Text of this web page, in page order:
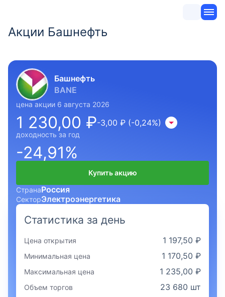
Акции Башнефть
Башнефть
BANE
цена акции 6 августа 2026
1 230,00 ₽-3,00 ₽ (-0,24%)
доходность за год
-24,91%
Купить акцию
СтранаРоссия
СекторЭлектроэнергетика
Статистика за день
Цена открытия 1 197,50 ₽
Минимальная цена 1 170,50 ₽
Максимальная цена 1 235,00 ₽
Объем торгов 23 680 шт